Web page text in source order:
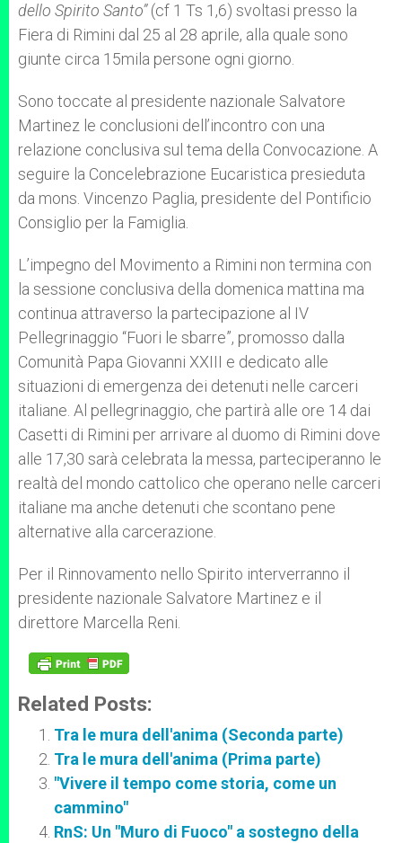
dello Spirito Santo”(cf 1 Ts 1,6) svoltasi presso la
Fiera di Rimini dal 25 al 28 aprile, alla quale sono
giunte circa 15mila persone ogni giorno.
Sono toccate al presidente nazionale Salvatore
Martinez le conclusioni dell’incontro con una
relazione conclusiva sul tema della Convocazione. A
seguire la Concelebrazione Eucaristica presieduta
da mons. Vincenzo Paglia, presidente del Pontificio
Consiglio per la Famiglia.
L’impegno del Movimento a Rimini non termina con
la sessione conclusiva della domenica mattina ma
continua attraverso la partecipazione al IV
Pellegrinaggio “Fuori le sbarre”, promosso dalla
Comunità Papa Giovanni XXIII e dedicato alle
situazioni di emergenza dei detenuti nelle carceri
italiane. Al pellegrinaggio, che partirà alle ore 14 dai
Casetti di Rimini per arrivare al duomo di Rimini dove
alle 17,30 sarà celebrata la messa, parteciperanno le
realtà del mondo cattolico che operano nelle carceri
italiane ma anche detenuti che scontano pene
alternative alla carcerazione.
Per il Rinnovamento nello Spirito interverranno il
presidente nazionale Salvatore Martinez e il
direttore Marcella Reni.
Related Posts:
Tra le mura dell'anima (Seconda parte)
Tra le mura dell'anima (Prima parte)
"Vivere il tempo come storia, come un
cammino"
RnS: Un "Muro di Fuoco" a sostegno della